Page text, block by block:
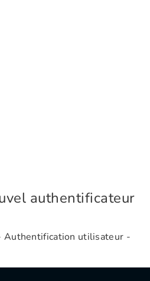
authentificateur
Authentification utilisateur -